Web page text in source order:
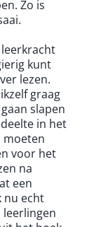
Zo is
kunt
lezen.
graag
slapen
in het
moeten
voor het
na
een
nu echt
leerlingen